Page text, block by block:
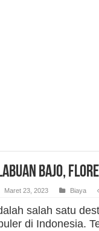
Bajo,
Maret 23, 2023 Biaya
salah satu
di Indonesia.